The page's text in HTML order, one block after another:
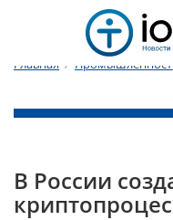
Главная /
В России